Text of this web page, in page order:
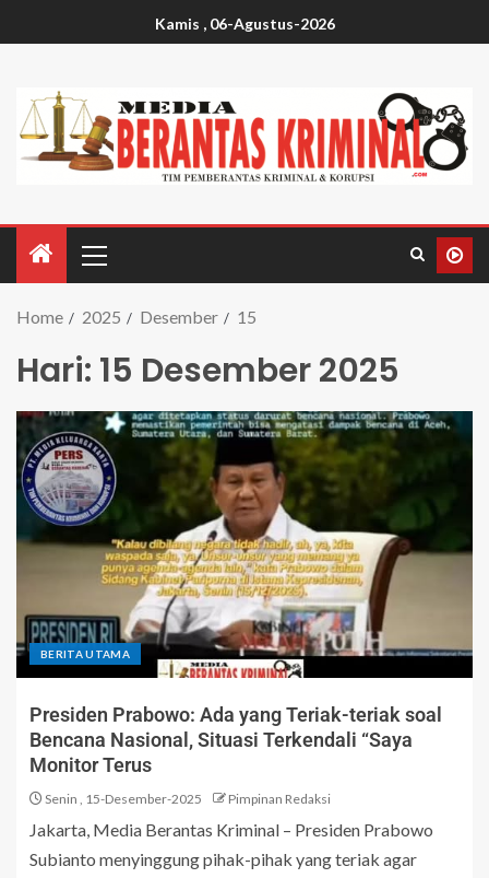
Kamis , 06-Agustus-2026
Home 2025 Desember 15
Hari: 15 Desember 2025
BERITA UTAMA
Presiden Prabowo: Ada yang Teriak-teriak soal
Bencana Nasional, Situasi Terkendali “Saya
Monitor Terus
Senin , 15-Desember-2025 Pimpinan Redaksi
Jakarta, Media Berantas Kriminal – Presiden Prabowo
Subianto menyinggung pihak-pihak yang teriak agar